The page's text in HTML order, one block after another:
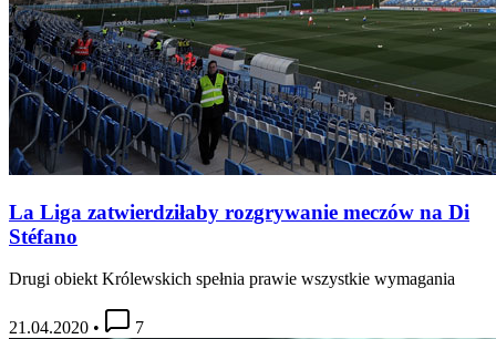
La Liga zatwierdziłaby rozgrywanie meczów na Di
Stéfano
Drugi obiekt Królewskich spełnia prawie wszystkie wymagania
21.04.2020 • 7